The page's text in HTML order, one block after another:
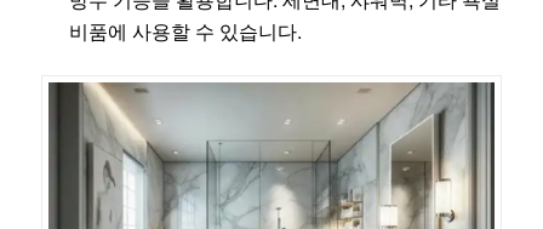
비품에 사용할 수 있습니다.